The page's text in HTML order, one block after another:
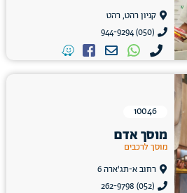
קניון רהט, רהט
(050) 944-9294
10046
מוסך אדם
מוסך לרכבים
רחוב א-תג'ארה 6
(052) 262-9798